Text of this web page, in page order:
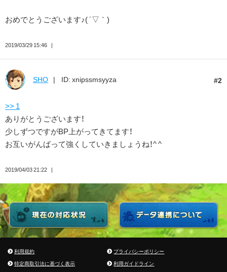
おめでとうございます♪( ´▽｀)
2019/03/29 15:46
2
SHO ID: xnipssmsyyza
>> 1
ありがとうございます！
少しずつですがBP上がってきてます！
お互いがんばって強くしていきましょうね！^ ^
2019/04/03 21:22
利用規約
プライバシーポリシー
特定商取引法に基づく表示
利用ガイドライン